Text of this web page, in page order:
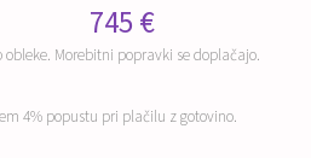
745 €
Morebitni popravki se doplačajo.
4% popustu pri plačilu z gotovino.